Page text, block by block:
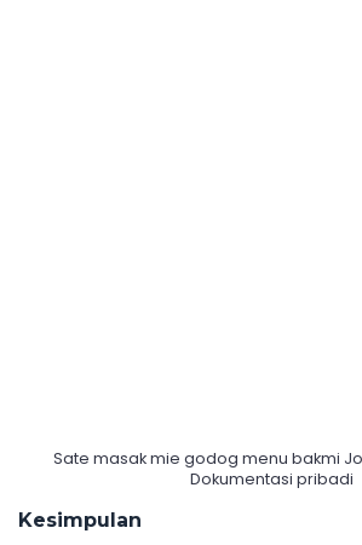
Sate masak mie godog menu bakmi
Dokumentasi pribadi
Kesimpulan